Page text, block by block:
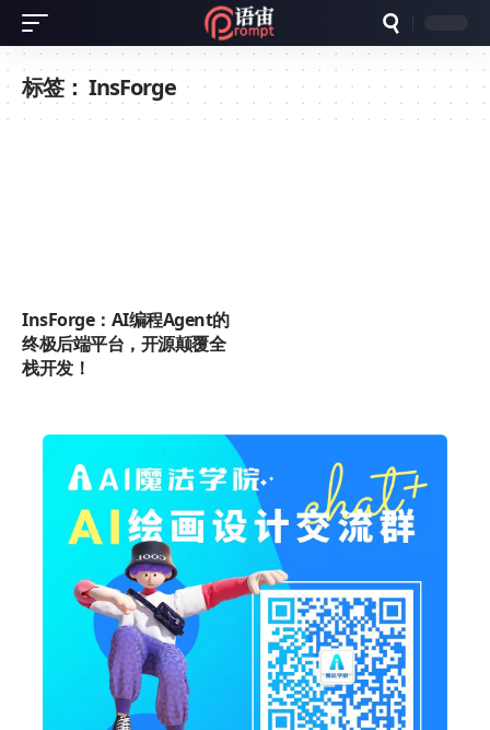
标签： InsForge
InsForge：AI编程Agent的
终极后端平台，开源颠覆全
栈开发！